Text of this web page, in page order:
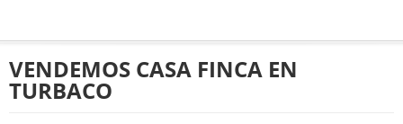
VENDEMOS CASA FINCA EN
TURBACO